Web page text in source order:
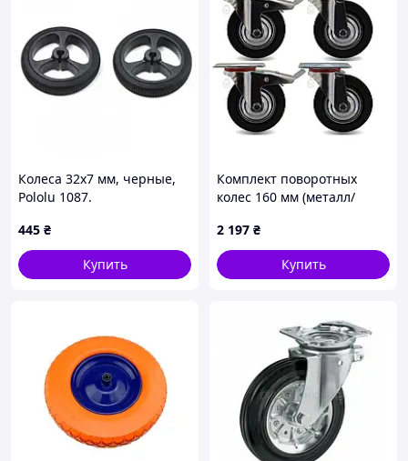
Колеса 32x7 мм, черные,
Pololu 1087.
445 ₴
Купить
Комплект поворотных
колес 160 мм (металл/
без) 600 кг
2 197 ₴
Купить